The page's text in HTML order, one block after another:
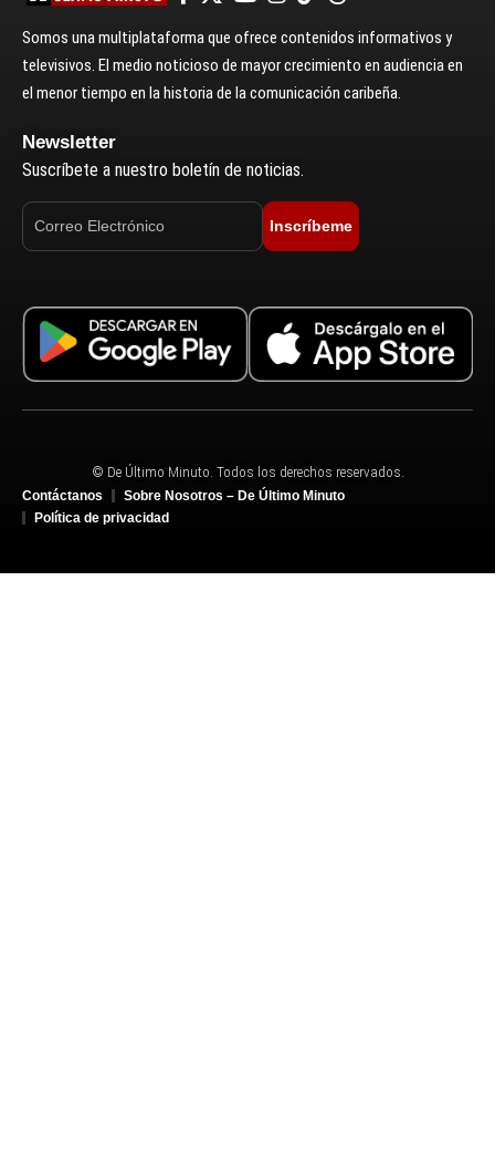
Somos una multiplataforma que ofrece contenidos informativos y
televisivos. El medio noticioso de mayor crecimiento en audiencia en
el menor tiempo en la historia de la comunicación caribeña.
Newsletter
Suscríbete a nuestro boletín de noticias.
Inscríbeme
© De Último Minuto. Todos los derechos reservados.
Contáctanos
Sobre Nosotros – De Último Minuto
Política de privacidad